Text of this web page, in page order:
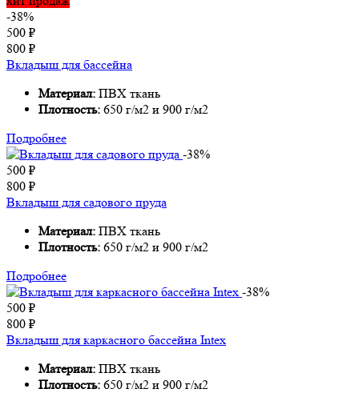
-38%
500 ₽
800 ₽
Вкладыш для бассейна
Материал: ПВХ ткань
Плотность: 650 г/м2 и 900 г/м2
Подробнее
-38%
500 ₽
800 ₽
Вкладыш для садового пруда
Материал: ПВХ ткань
Плотность: 650 г/м2 и 900 г/м2
Подробнее
-38%
500 ₽
800 ₽
Вкладыш для каркасного бассейна Intex
Материал: ПВХ ткань
Плотность: 650 г/м2 и 900 г/м2